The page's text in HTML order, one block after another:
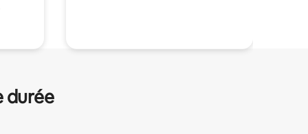
durée